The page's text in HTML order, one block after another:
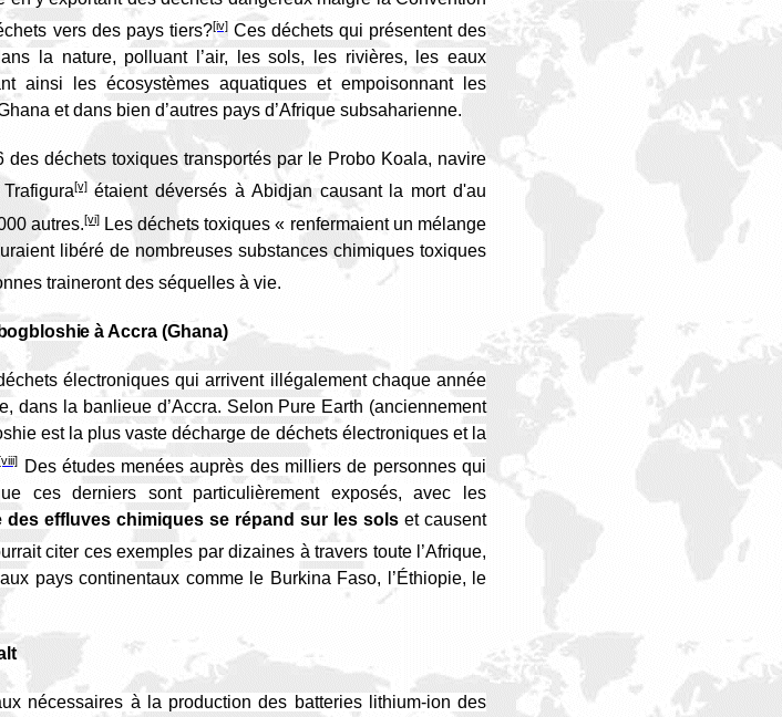
vers des pays tiers?[iv]Ces déchets qui présentent des
la nature, polluant l’air, les sols, les rivières, les eaux
ainsi les écosystèmes aquatiques et empoisonnant les
et dans bien d’autres pays d’Afrique subsaharienne.
déchets toxiques transportés par le Probo Koala, navire
[v]étaient déversés à Abidjan causant la mort d'au
autres.[vi]Les déchets toxiques « renfermaient un mélange
libéré de nombreuses substances chimiques toxiques
traineront des séquelles à vie.
à Accra (Ghana)
électroniques qui arrivent illégalement chaque année
dans la banlieue d’Accra. Selon Pure Earth (anciennement
est la plus vaste décharge de déchets électroniques et la
[viii]
Des études menées auprès des milliers de personnes qui
ces derniers sont particulièrement exposés, avec les
des effluves chimiques se répand sur les sols et causent
citer ces exemples par dizaines à travers toute l’Afrique,
pays continentaux comme le Burkina Faso, l’Éthiopie, le
nécessaires à la production des batteries lithium-ion des